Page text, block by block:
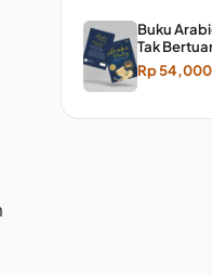
Buku
Tak
Rp54,000